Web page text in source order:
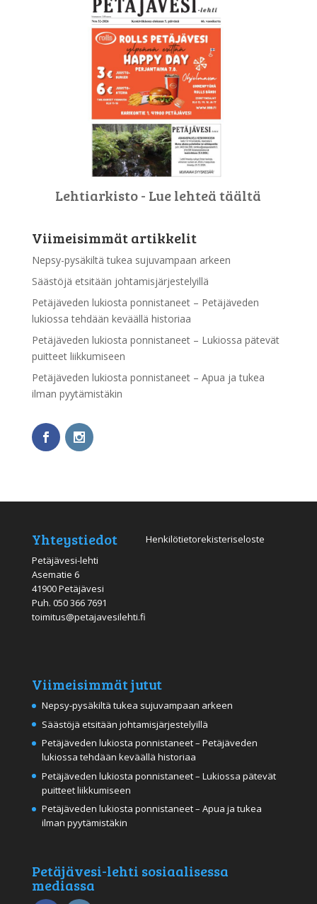
Lehtiarkisto - Lue lehteä täältä
Viimeisimmät artikkelit
Nepsy-pysäkiltä tukea sujuvampaan arkeen
Säästöjä etsitään johtamisjärjestelyillä
Petäjäveden lukiosta ponnistaneet – Petäjäveden
lukiossa tehdään keväällä historiaa
Petäjäveden lukiosta ponnistaneet – Lukiossa pätevät
puitteet liikkumiseen
Petäjäveden lukiosta ponnistaneet – Apua ja tukea
ilman pyytämistäkin
Yhteystiedot
Petäjävesi-lehti
Asematie 6
41900 Petäjävesi
Puh. 050 366 7691
toimitus@petajavesilehti.fi
Henkilötietorekisteriseloste
Viimeisimmät jutut
Nepsy-pysäkiltä tukea sujuvampaan arkeen
Säästöjä etsitään johtamisjärjestelyillä
Petäjäveden lukiosta ponnistaneet – Petäjäveden
lukiossa tehdään keväällä historiaa
Petäjäveden lukiosta ponnistaneet – Lukiossa pätevät
puitteet liikkumiseen
Petäjäveden lukiosta ponnistaneet – Apua ja tukea
ilman pyytämistäkin
Petäjävesi-lehti sosiaalisessa
mediassa